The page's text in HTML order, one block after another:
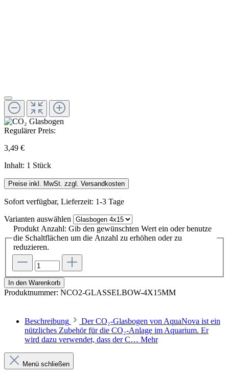
Regulärer Preis:
3,49 €
Inhalt: 1 Stück
Preise inkl. MwSt. zzgl. Versandkosten
Sofort verfügbar, Lieferzeit: 1-3 Tage
Varianten auswählen
Produkt Anzahl: Gib den gewünschten Wert ein oder benutze
die Schaltflächen um die Anzahl zu erhöhen oder zu
reduzieren.
In den Warenkorb
Produktnummer: NCO2-GLASSELBOW-4X15MM
Beschreibung
Der CO₂-Glasbogen von AquaNova ist ein
nützliches Zubehör für die CO₂-Anlage im Aquarium. Er
wird dazu verwendet, dass der C… Mehr
Menü schließen